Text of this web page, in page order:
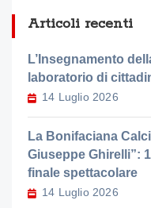
Articoli recenti
L’Insegnamento
laboratorio di
14 Luglio 2026
La Bonifaciana
Giuseppe Ghirelli”:
finale spettacolare
14 Luglio 2026